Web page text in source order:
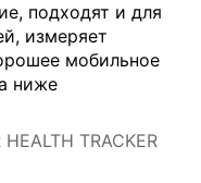
подходят и для
измеряет
мобильное
ниже
TRACKER